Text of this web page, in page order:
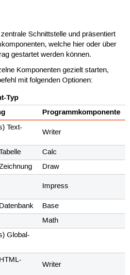
Schnittstelle und präsentiert
welche hier oder über
gestartet werden können.
Komponenten gezielt starten,
mit folgenden Optionen:
Typ
Programmkomponente
Text-
Writer
Calc
Draw
Impress
Base
Math
Global-
Writer